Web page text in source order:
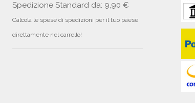
Spedizione Standard da: 9,90 €
Calcola le spese di spedizioni per il tuo paese
direttamente nel carrello!